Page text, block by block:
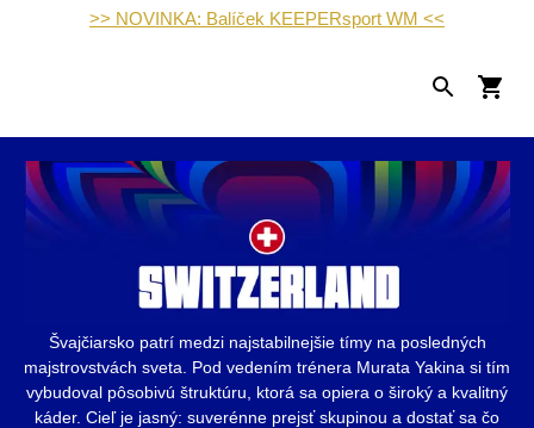
>> NOVINKA: Balíček KEEPERsport WM <<
Švajčiarsko patrí medzi najstabilnejšie tímy na posledných
majstrovstvách sveta. Pod vedením trénera Murata Yakina si tím
vybudoval pôsobivú štruktúru, ktorá sa opiera o široký a kvalitný
káder. Cieľ je jasný: suverénne prejsť skupinou a dostať sa čo